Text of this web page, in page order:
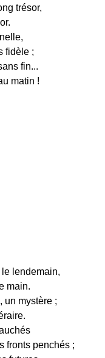
trésor,
fidèle ;
fin...
matin !
lendemain,
main.
un mystère ;
fronts penchés ;